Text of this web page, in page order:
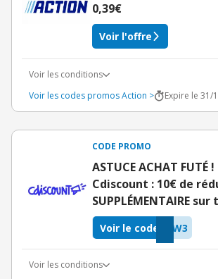
0,39€
Voir l'offre
Voir les conditions
Voir les codes promos Action >
Expire le 31/
CODE PROMO
ASTUCE ACHAT FUTÉ
Cdiscount : 10€ de
SUPPLÉMENTAIRE
0W3
Voir le code
Voir les conditions